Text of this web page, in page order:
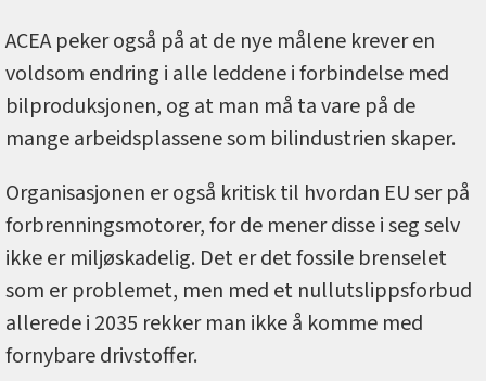
ACEA peker også på at de nye målene krever en
voldsom endring i alle leddene i forbindelse med
bilproduksjonen, og at man må ta vare på de
mange arbeidsplassene som bilindustrien skaper.
Organisasjonen er også kritisk til hvordan EU ser på
forbrenningsmotorer, for de mener disse i seg selv
ikke er miljøskadelig. Det er det fossile brenselet
som er problemet, men med et nullutslippsforbud
allerede i 2035 rekker man ikke å komme med
fornybare drivstoffer.